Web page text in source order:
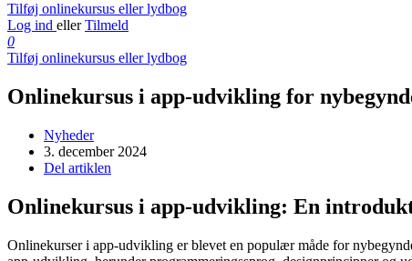
Tilføj onlinekursus eller lydbog
Log ind eller Tilmeld
0
Tilføj onlinekursus eller lydbog
Onlinekursus i app-udvikling for
Nyheder
3. december 2024
Del artiklen
Onlinekursus i app-udvikling: En
Onlinekurser i app-udvikling er blevet en populær måde for